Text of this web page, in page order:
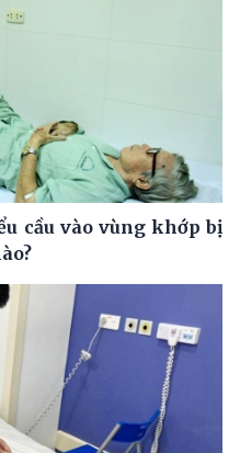
cầu vào vùng khớp bị